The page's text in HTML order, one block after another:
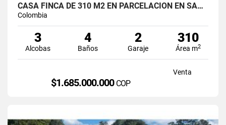
CASA FINCA DE 310 M2 EN PARCELACION EN SANTA ELENA / LOTE DE 6.450 M2
Colombia
3
Alcobas
4
Baños
2
Garaje
310
Área m2
Venta
$1.685.000.000 COP